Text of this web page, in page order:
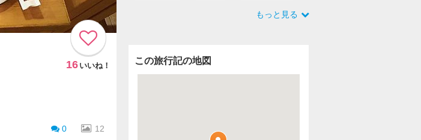
16 いいね！
0 12
もっと見る
この旅行記の地図